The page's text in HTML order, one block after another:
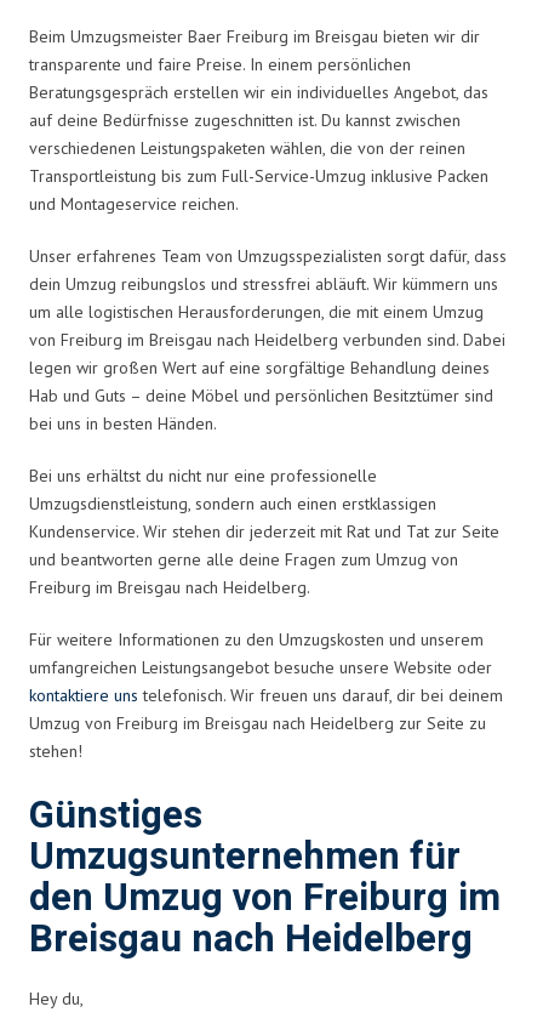
Beim Umzugsmeister Baer Freiburg im Breisgau bieten wir dir
transparente und faire Preise. In einem persönlichen
Beratungsgespräch erstellen wir ein individuelles Angebot, das
auf deine Bedürfnisse zugeschnitten ist. Du kannst zwischen
verschiedenen Leistungspaketen wählen, die von der reinen
Transportleistung bis zum Full-Service-Umzug inklusive Packen
und Montageservice reichen.
Unser erfahrenes Team von Umzugsspezialisten sorgt dafür, dass
dein Umzug reibungslos und stressfrei abläuft. Wir kümmern uns
um alle logistischen Herausforderungen, die mit einem Umzug
von Freiburg im Breisgau nach Heidelberg verbunden sind. Dabei
legen wir großen Wert auf eine sorgfältige Behandlung deines
Hab und Guts – deine Möbel und persönlichen Besitztümer sind
bei uns in besten Händen.
Bei uns erhältst du nicht nur eine professionelle
Umzugsdienstleistung, sondern auch einen erstklassigen
Kundenservice. Wir stehen dir jederzeit mit Rat und Tat zur Seite
und beantworten gerne alle deine Fragen zum Umzug von
Freiburg im Breisgau nach Heidelberg.
Für weitere Informationen zu den Umzugskosten und unserem
umfangreichen Leistungsangebot besuche unsere Website oder
kontaktiere uns telefonisch. Wir freuen uns darauf, dir bei deinem
Umzug von Freiburg im Breisgau nach Heidelberg zur Seite zu
stehen!
Günstiges
Umzugsunternehmen für
den Umzug von Freiburg im
Breisgau nach Heidelberg
Hey du,